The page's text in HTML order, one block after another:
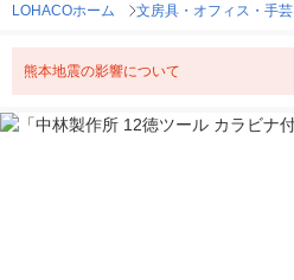
LOHACOホーム 文房具・オフィス・手芸
熊本地震の影響について